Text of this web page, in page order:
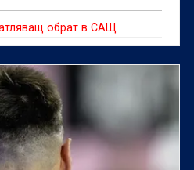
обрат в САЩ